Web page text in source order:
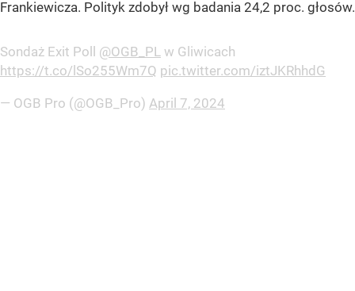
Frankiewicza. Polityk zdobył wg badania 24,2 proc. głosów.
Sondaż Exit Poll @OGB_PL w Gliwicach
https://t.co/lSo255Wm7Q pic.twitter.com/iztJKRhhdG
— OGB Pro (@OGB_Pro) April 7, 2024